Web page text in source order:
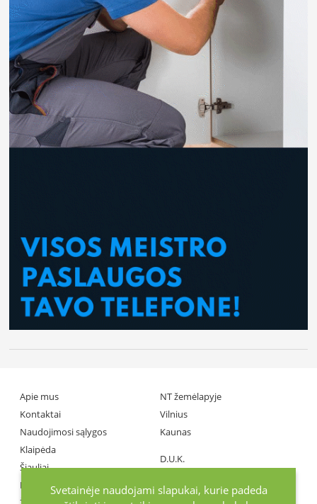
Apie mus
Kontaktai
Naudojimosi sąlygos
NT žemėlapyje
Vilnius
Kaunas
Klaipėda
Šiauliai
Panevėžys
D.U.K.
Svetainėje naudojami slapukai, kurie padeda